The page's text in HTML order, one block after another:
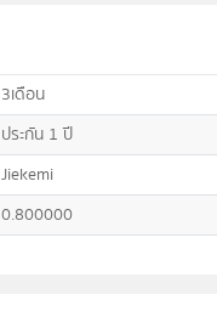
3เดือน
ประกัน 1 ปี
Jiekemi
0.800000